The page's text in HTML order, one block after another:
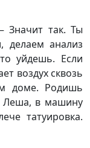
Значит так. Ты
анализ
уйдешь. Если
воздух сквозь
доме. Родишь
Леша, в машину
татуировка.